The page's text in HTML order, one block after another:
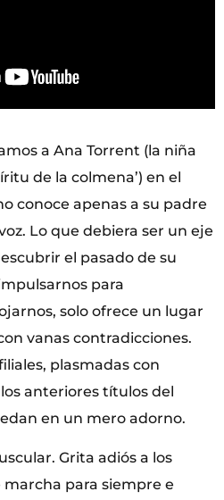
a Ana Torrent (la niña
de la colmena’) en el
conoce apenas a su padre
Lo que debiera ser un eje
el pasado de su
para
solo ofrece un lugar
vanas contradicciones.
plasmadas con
anteriores títulos del
en un mero adorno.
Grita adiós a los
para siempre e